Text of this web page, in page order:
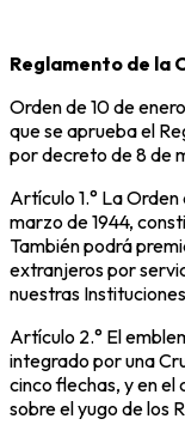
Reglamento de la
Orden de 10 de
que se aprueba el
por decreto de 8 de
Artículo 1.° La
marzo de 1944,
También podrá
extranjeros por
nuestras
Artículo 2.° El
integrado por una
cinco flechas, y en el
sobre el yugo de los